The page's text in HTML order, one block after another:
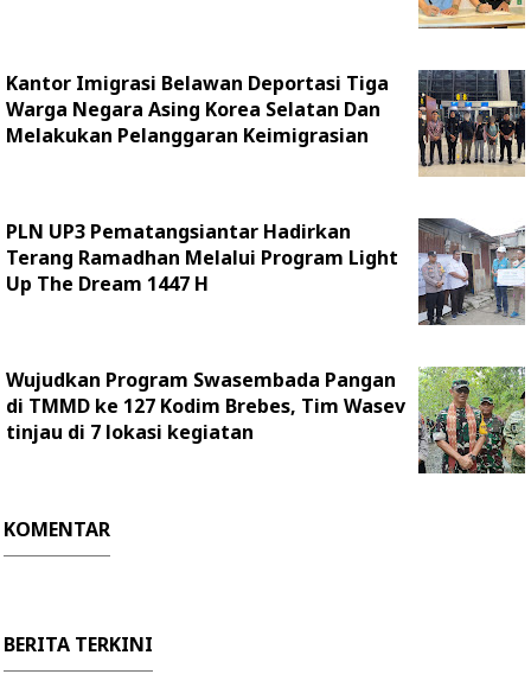
Kantor Imigrasi Belawan Deportasi Tiga
Warga Negara Asing Korea Selatan Dan
Melakukan Pelanggaran Keimigrasian
PLN UP3 Pematangsiantar Hadirkan
Terang Ramadhan Melalui Program Light
Up The Dream 1447 H
Wujudkan Program Swasembada Pangan
di TMMD ke 127 Kodim Brebes, Tim Wasev
tinjau di 7 lokasi kegiatan
KOMENTAR
BERITA TERKINI